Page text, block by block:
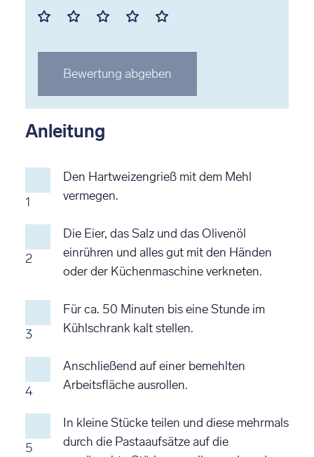
Mit
Stern
bewerten
Mit
Stern
bewerten
Mit
Stern
bewerten
Mit
Stern
bewerten
Mit
Stern
bewerten
Bewertung abgeben
Anleitung
1
Den Hartweizengrieß mit dem Mehl
vermegen.
2
Die Eier, das Salz und das Olivenöl
einrühren und alles gut mit den Händen
oder der Küchenmaschine verkneten.
3
Für ca. 50 Minuten bis eine Stunde im
Kühlschrank kalt stellen.
4
Anschließend auf einer bemehlten
Arbeitsfläche ausrollen.
5
In kleine Stücke teilen und diese mehrmals
durch die Pastaaufsätze auf die